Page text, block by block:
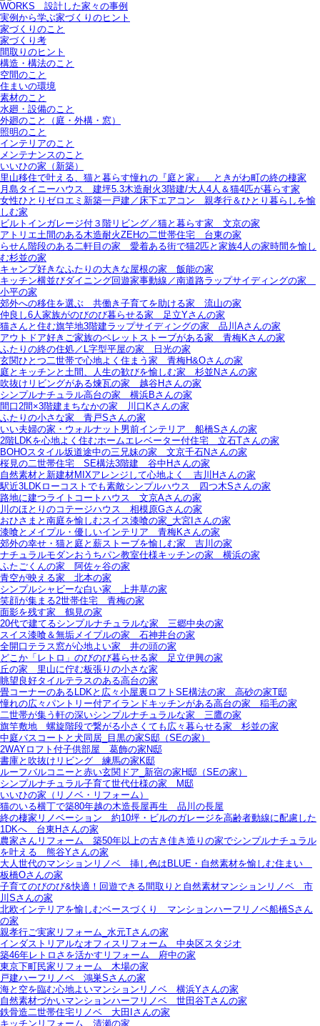
WORKS＿設計した家々の事例
実例から学ぶ家づくりのヒント
家づくりのこと
家づくり考
間取りのヒント
構造・構法のこと
空間のこと
住まいの環境
素材のこと
水廻・設備のこと
外廻のこと（庭・外構・窓）
照明のこと
インテリアのこと
メンテナンスのこと
いいひの家（新築）
里山移住で叶える、猫と暮らす憧れの『庭と家』＿ときがわ町の終の棲家
月島タイニーハウス＿建坪5.3木造耐火3階建/大人4人＆猫4匹が暮らす家
女性ひとりゼロエミ新築一戸建／床下エアコン＿親孝行＆ひとり暮らしを愉
しむ家
ビルトインガレージ付３階リビング／猫と暮らす家＿文京の家
アトリエ土間のある木造耐火ZEHの二世帯住宅＿台東の家
らせん階段のある二軒目の家＿愛着ある街で猫2匹と家族4人の家時間を愉し
む杉並の家
キャンプ好きなふたりの大きな屋根の家＿飯能の家
キッチン横並びダイニング回遊家事動線／南道路ラップサイディングの家＿
小平の家
郊外への移住を選ぶ＿共働き子育てを助ける家＿流山の家
仲良し6人家族がのびのび暮らせる家＿足立Yさんの家
猫さんと住む旗竿地3階建ラップサイディングの家＿品川Aさんの家
アウトドア好きご家族のペレットストーブがある家＿青梅Kさんの家
ふたりの終の住処／L字型平屋の家＿日光の家
玄関ひとつ二世帯で心地よく住まう家＿青梅H&Oさんの家
庭とキッチンと土間、人生の歓びを愉しむ家＿杉並Nさんの家
吹抜けリビングがある煉瓦の家＿越谷Hさんの家
シンプルナチュラル高台の家＿横浜Bさんの家
間口2間×3階建まちなかの家＿川口Kさんの家
ふたりの小さな家＿青戸Sさんの家
いい夫婦の家・ウォルナット男前インテリア＿船橋Sさんの家
2階LDKを心地よく住むホームエレベーター付住宅＿立石Tさんの家
BOHOスタイル坂道途中の三兄妹の家＿文京千石Nさんの家
桜見の二世帯住宅＿SE構法3階建＿谷中Hさんの家
自然素材と新建材MIXアレンジして心地よく＿吉川Hさんの家
駅近3LDKローコストでも素敵シンプルハウス＿四つ木Sさんの家
路地に建つライトコートハウス＿文京Aさんの家
川のほとりのコテージハウス＿相模原Gさんの家
おひさまと南庭を愉しむスイス漆喰の家_大宮Iさんの家
漆喰とメイプル・優しいインテリア＿青梅Kさんの家
郊外の幸せ・猫と庭と薪ストーブを愉しむ家＿吉川の家
ナチュラルモダンおうちパン教室仕様キッチンの家＿横浜の家
ふたごくんの家＿阿佐ヶ谷の家
青空が映える家＿北本の家
シンプルシャビーな白い家＿上井草の家
笑顔が集まる2世帯住宅＿青梅の家
面影を残す家＿鶴見の家
20代で建てるシンプルナチュラルな家＿三郷中央の家
スイス漆喰＆無垢メイプルの家＿石神井台の家
全開口テラス窓が心地よい家＿井の頭の家
どこか「レトロ」のびのび暮らせる家＿足立伊興の家
丘の家＿里山に佇む板張りの小さな家
眺望良好タイルテラスのある高台の家
畳コーナーのあるLDKと広々小屋裏ロフトSE構法の家＿高砂の家T邸
憧れの広々パントリー付アイランドキッチンがある高台の家＿稲毛の家
二世帯が集う軒の深いシンプルナチュラルな家＿三鷹の家
旗竿敷地＿螺旋階段で繋がる小さくても広々暮らせる家＿杉並の家
中庭バスコートと犬同居_目黒の家S邸（SEの家）
2WAYロフト付子供部屋＿葛飾の家N邸
書庫と吹抜けリビング 練馬の家K邸
ルーフバルコニーと赤い玄関ドア_新宿の家H邸（SEの家）
シンプルナチュラル子育て世代仕様の家 M邸
いいひの家（リノベ・リフォーム）
猫のいる横丁で築80年越の木造長屋再生＿品川の長屋
終の棲家リノベーション＿約10坪・ビルのガレージを高齢者動線に配慮した
1DKへ＿台東Hさんの家
農家さんリフォーム＿築50年以上の古き佳き造りの家でシンプルナチュラル
を叶える＿熊谷Yさんの家
大人世代のマンションリノベ＿挿し色はBLUE・自然素材を愉しむ住まい＿
板橋Oさんの家
子育てのびのび&快適！回遊できる間取りと自然素材マンションリノベ＿市
川Sさんの家
北欧インテリアを愉しむベースづくり＿マンションハーフリノベ船橋Sさん
の家
親孝行ご実家リフォーム_水元Tさんの家
インダストリアルなオフィスリフォーム＿中央区スタジオ
築46年レトロさを活かすリフォーム＿府中の家
東京下町民家リフォーム＿木場の家
戸建ハーフリノベ＿鴻巣Sさんの家
海と空を臨む心地よいマンションリノベ＿横浜Yさんの家
自然素材づかいマンションハーフリノベ＿世田谷Tさんの家
鉄骨造二世帯住宅リノベ＿大田Iさんの家
キッチンリフォーム＿清瀬の家